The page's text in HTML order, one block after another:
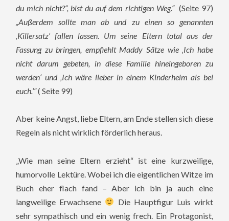
du mich nicht?“, bist du auf dem richtigen Weg.“(Seite 97)
„Außerdem sollte man ab und zu einen so genannten
‚Killersatz‘ fallen lassen. Um seine Eltern total aus der
Fassung zu bringen, empfiehlt Maddy Sätze wie ‚Ich habe
nicht darum gebeten, in diese Familie hineingeboren zu
werden‘ und ‚Ich wäre lieber in einem Kinderheim als bei
euch.’“( Seite 99)
Aber keine Angst, liebe Eltern, am Ende stellen sich diese
Regeln als nicht wirklich förderlich heraus.
„Wie man seine Eltern erzieht“ ist eine kurzweilige,
humorvolle Lektüre. Wobei ich die eigentlichen Witze im
Buch eher flach fand – Aber ich bin ja auch eine
langweilige Erwachsene
Die Hauptfigur Luis wirkt
sehr sympathisch und ein wenig frech. Ein Protagonist,